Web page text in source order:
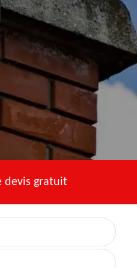
devis gratuit